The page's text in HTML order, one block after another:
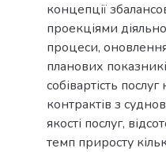
концепції
проекціями
процеси,
планових
собівартість
контрактів з
якості послуг,
темп приросту